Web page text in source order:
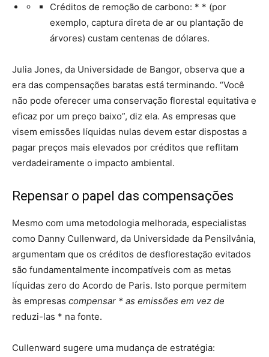
Créditos de remoção de carbono: * * (por
exemplo, captura direta de ar ou plantação de
árvores) custam centenas de dólares.
Julia Jones, da Universidade de Bangor, observa que a
era das compensações baratas está terminando. “Você
não pode oferecer uma conservação florestal equitativa e
eficaz por um preço baixo”, diz ela. As empresas que
visem emissões líquidas nulas devem estar dispostas a
pagar preços mais elevados por créditos que reflitam
verdadeiramente o impacto ambiental.
Repensar o papel das compensações
Mesmo com uma metodologia melhorada, especialistas
como Danny Cullenward, da Universidade da Pensilvânia,
argumentam que os créditos de desflorestação evitados
são fundamentalmente incompatíveis com as metas
líquidas zero do Acordo de Paris. Isto porque permitem
às empresas compensar * as emissões em vez de
reduzi-las * na fonte.
Cullenward sugere uma mudança de estratégia: